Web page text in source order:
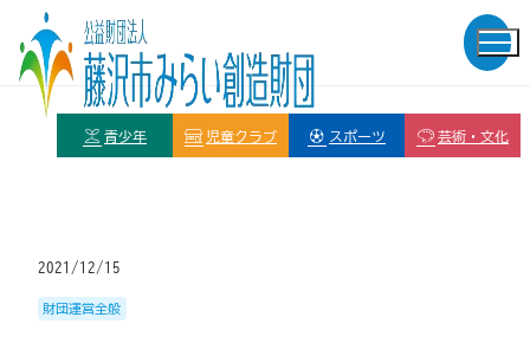
青少年 児童クラブ スポーツ 芸術・文化
2021/12/15
財団運営全般